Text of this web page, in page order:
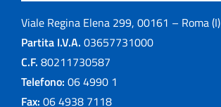
Viale Regina Elena 299, 00161 – Roma (I)
Partita I.V.A. 03657731000
C.F. 80211730587
Telefono: 06 4990 1
Fax: 06 4938 7118